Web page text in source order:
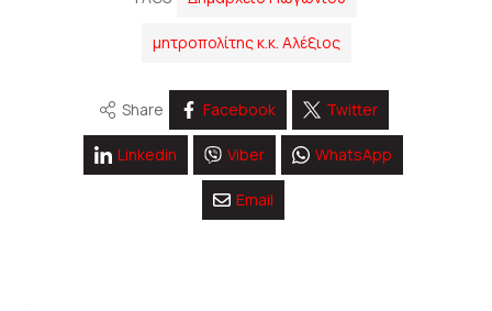
μητροπολίτης κ.κ. Αλέξιος
Share Facebook Twitter
Linkedin Viber WhatsApp
Email